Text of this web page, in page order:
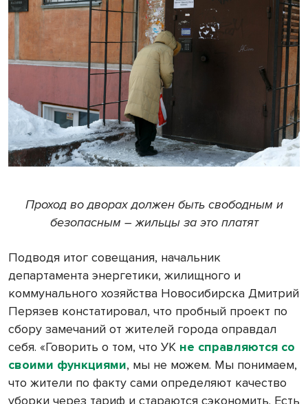
Проход во дворах должен быть свободным и
безопасным – жильцы за это платят
Подводя итог совещания, начальник
департамента энергетики, жилищного и
коммунального хозяйства Новосибирска Дмитрий
Перязев констатировал, что пробный проект по
сбору замечаний от жителей города оправдал
себя. «Говорить о том, что УК не справляются со
своими функциями, мы не можем. Мы понимаем,
что жители по факту сами определяют качество
уборки через тариф и стараются сэкономить. Есть